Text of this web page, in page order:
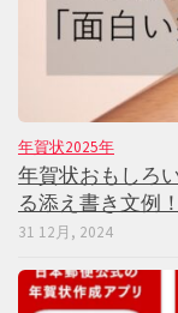
年賀状2025年
年賀状おもしろ
る添え書き文例
31 12月, 2024